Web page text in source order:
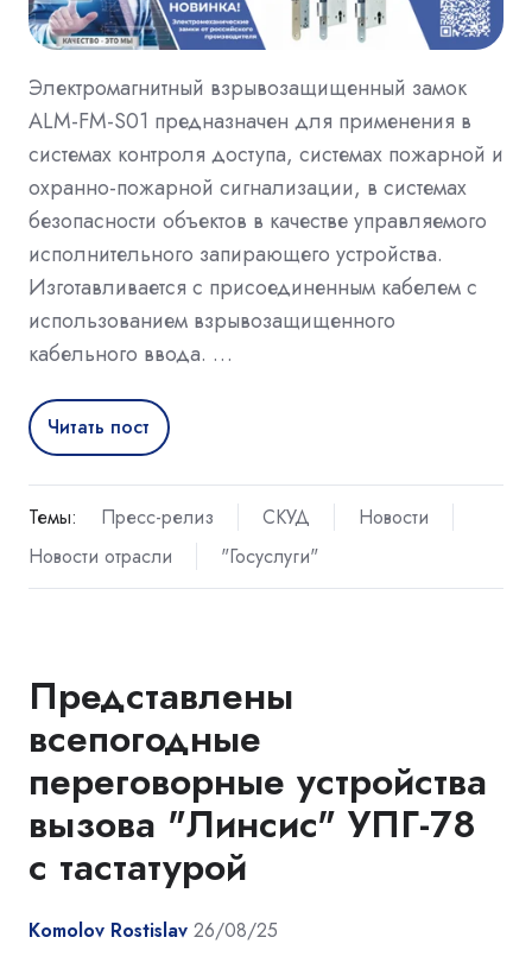
Электромагнитный взрывозащищенный замок
ALM-FM-S01 предназначен для применения в
системах контроля доступа, системах пожарной и
охранно-пожарной сигнализации, в системах
безопасности объектов в качестве управляемого
исполнительного запирающего устройства.
Изготавливается с присоединенным кабелем с
использованием взрывозащищенного
кабельного ввода. …
Читать пост
Темы: Пресс-релиз СКУД
Новости
Новости отрасли
"Госуслуги"
Представлены
всепогодные
переговорные устройства
вызова "Линсис" УПГ-78
с тастатурой
Komolov Rostislav 26/08/25